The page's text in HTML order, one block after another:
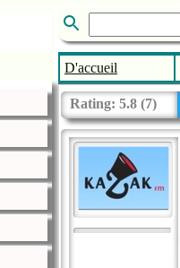
D'accueil
Rating: 5.8 (7)